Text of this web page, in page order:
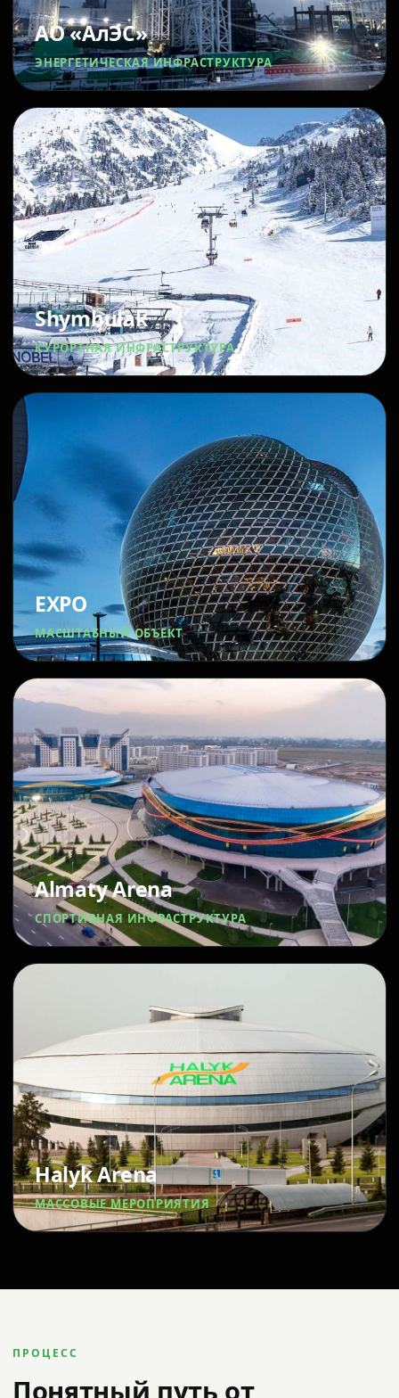
АО «АлЭС»
ЭНЕРГЕТИЧЕСКАЯ ИНФРАСТРУКТУРА
Shymbulak
КУРОРТНАЯ ИНФРАСТРУКТУРА
EXPO
МАСШТАБНЫЙ ОБЪЕКТ
Almaty Arena
СПОРТИВНАЯ ИНФРАСТРУКТУРА
Halyk Arena
МАССОВЫЕ МЕРОПРИЯТИЯ
ПРОЦЕСС
Понятный путь от